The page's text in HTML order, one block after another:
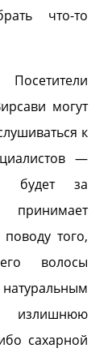
что-то
могут
к
—
будет за
того,
волосы
излишнюю
сахарной